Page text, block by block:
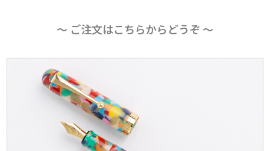
〜 ご注文はこちらからどうぞ 〜